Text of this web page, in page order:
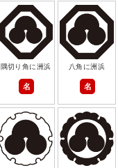
隅切り角に洲浜
名
八角に洲浜
名